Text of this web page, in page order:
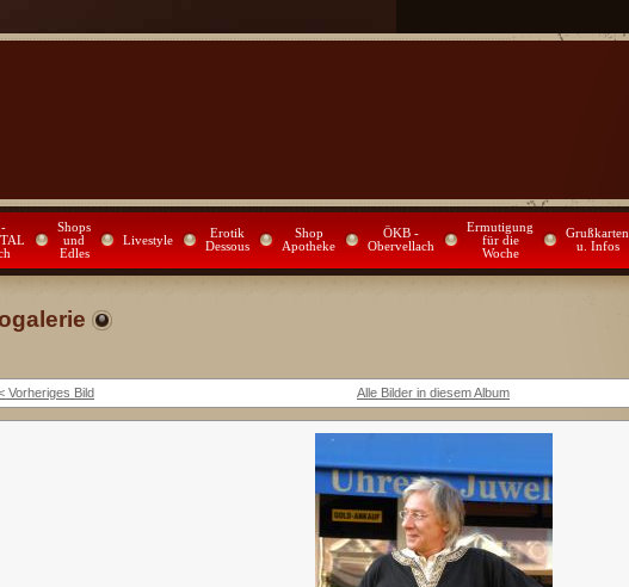
-
Shops
und
Edles
Livestyle
Erotik
Dessous
Shop
Apotheke
ÖKB -
Obervellach
Ermutigung
für die
Woche
Grußkarten
u. Infos
Vorheriges Bild Alle Bilder in diesem Album